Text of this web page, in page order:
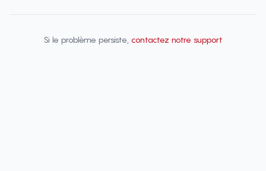
Si le problème persiste, contactez notre support